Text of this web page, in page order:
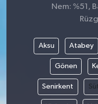
Nem: %51,
Aksu Atabey
Gönen
Senirkent
Korkut
Malazgirt
Varto